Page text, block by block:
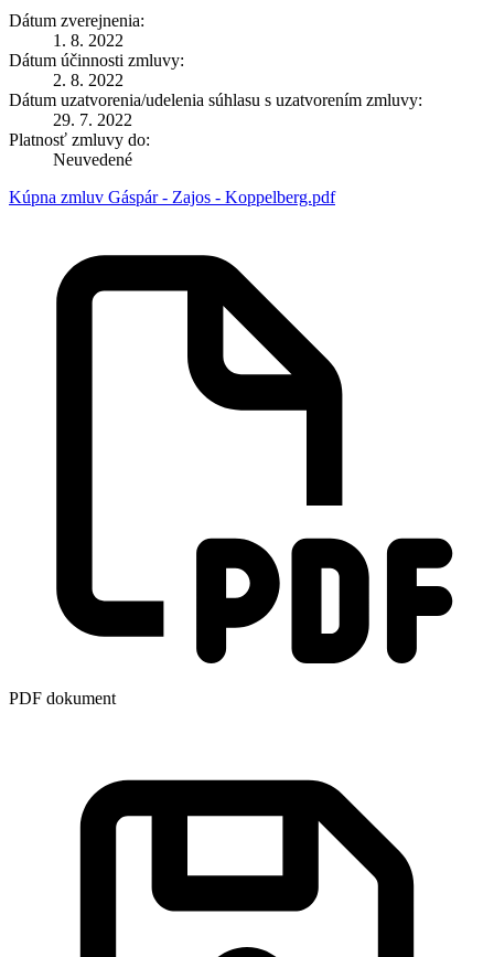
Dátum zverejnenia:
1. 8. 2022
Dátum účinnosti zmluvy:
2. 8. 2022
Dátum uzatvorenia/udelenia súhlasu s uzatvorením zmluvy:
29. 7. 2022
Platnosť zmluvy do:
Neuvedené
Kúpna zmluv Gáspár - Zajos - Koppelberg.pdf
PDF dokument